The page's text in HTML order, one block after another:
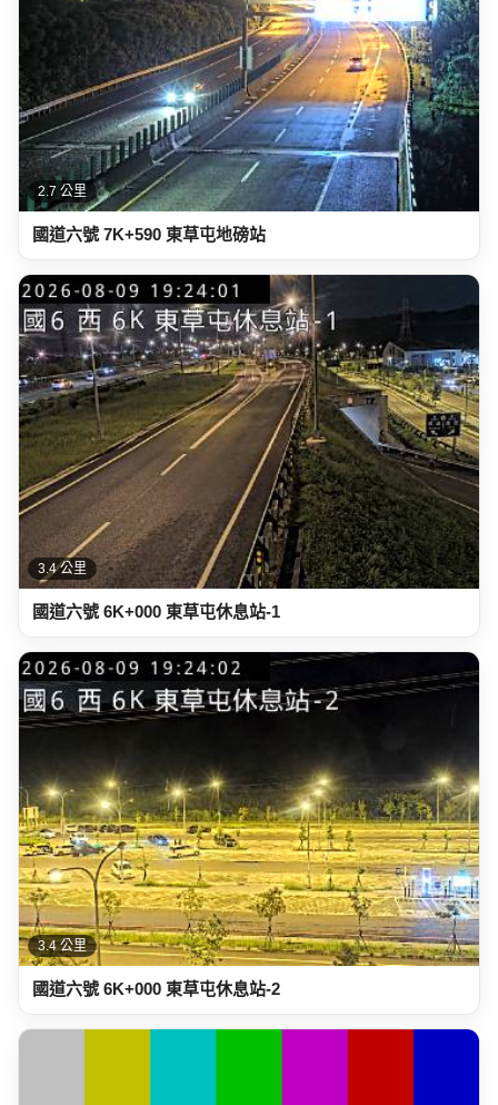
2.7 公里
國道六號 7K+590 東草屯地磅站
3.4 公里
國道六號 6K+000 東草屯休息站-1
3.4 公里
國道六號 6K+000 東草屯休息站-2